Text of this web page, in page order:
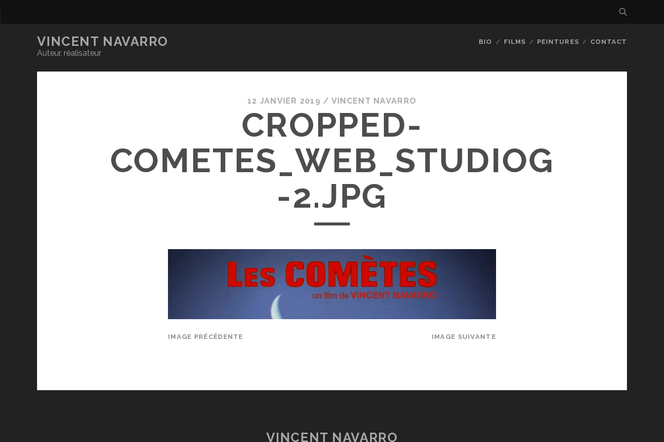
VINCENT NAVARRO
Auteur, réalisateur
BIO FILMS PEINTURES CONTACT
12 JANVIER 2019 / VINCENT NAVARRO
CROPPED-
COMETES_WEB_STUDIOG
-2.JPG
IMAGE PRÉCÉDENTE IMAGE SUIVANTE
VINCENT NAVARRO